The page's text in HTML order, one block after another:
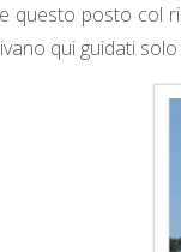
questo posto col
qui guidati